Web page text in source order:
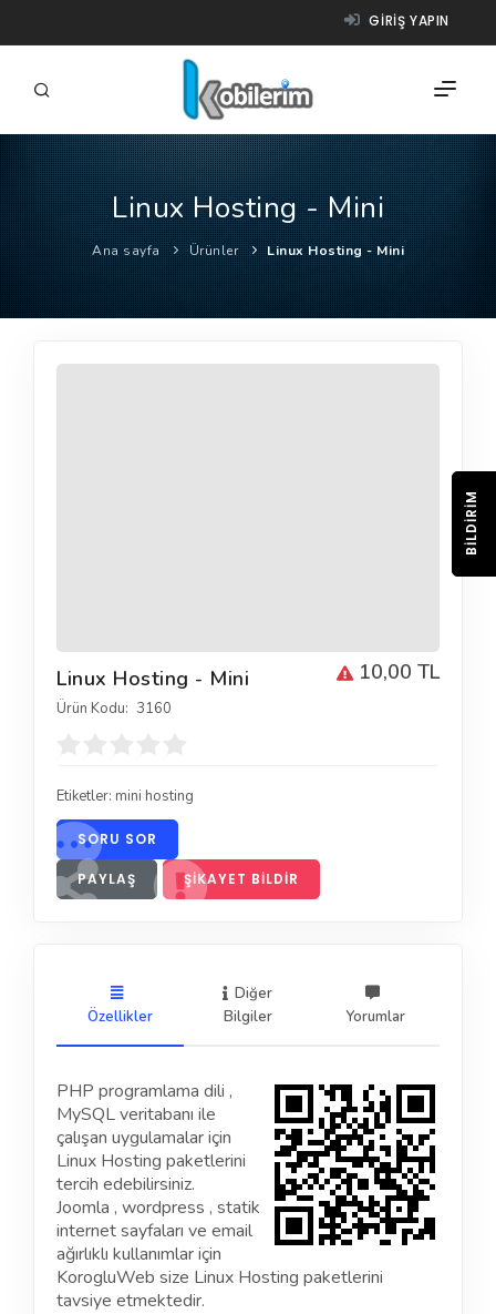
GIRIŞ YAPIN
FIRMALAR
ÜRÜNLER
NASIL ÇALIŞIR?
YARDIM
Linux Hosting - Mini
Ana sayfa Ürünler Linux Hosting - Mini
10,00 TL
Linux Hosting - Mini
Ürün Kodu: 3160
Etiketler: mini hosting
SORU SOR
PAYLAŞ ŞIKAYET BILDIR
Özellikler
Diğer
Bilgiler
Yorumlar
PHP programlama dili ,
MySQL veritabanı ile
çalışan uygulamalar için
Linux Hosting paketlerini
tercih edebilirsiniz.
Joomla , wordpress , statik
internet sayfaları ve email
ağırlıklı kullanımlar için
KorogluWeb size Linux Hosting paketlerini
tavsiye etmektedir.
BILDIRIM